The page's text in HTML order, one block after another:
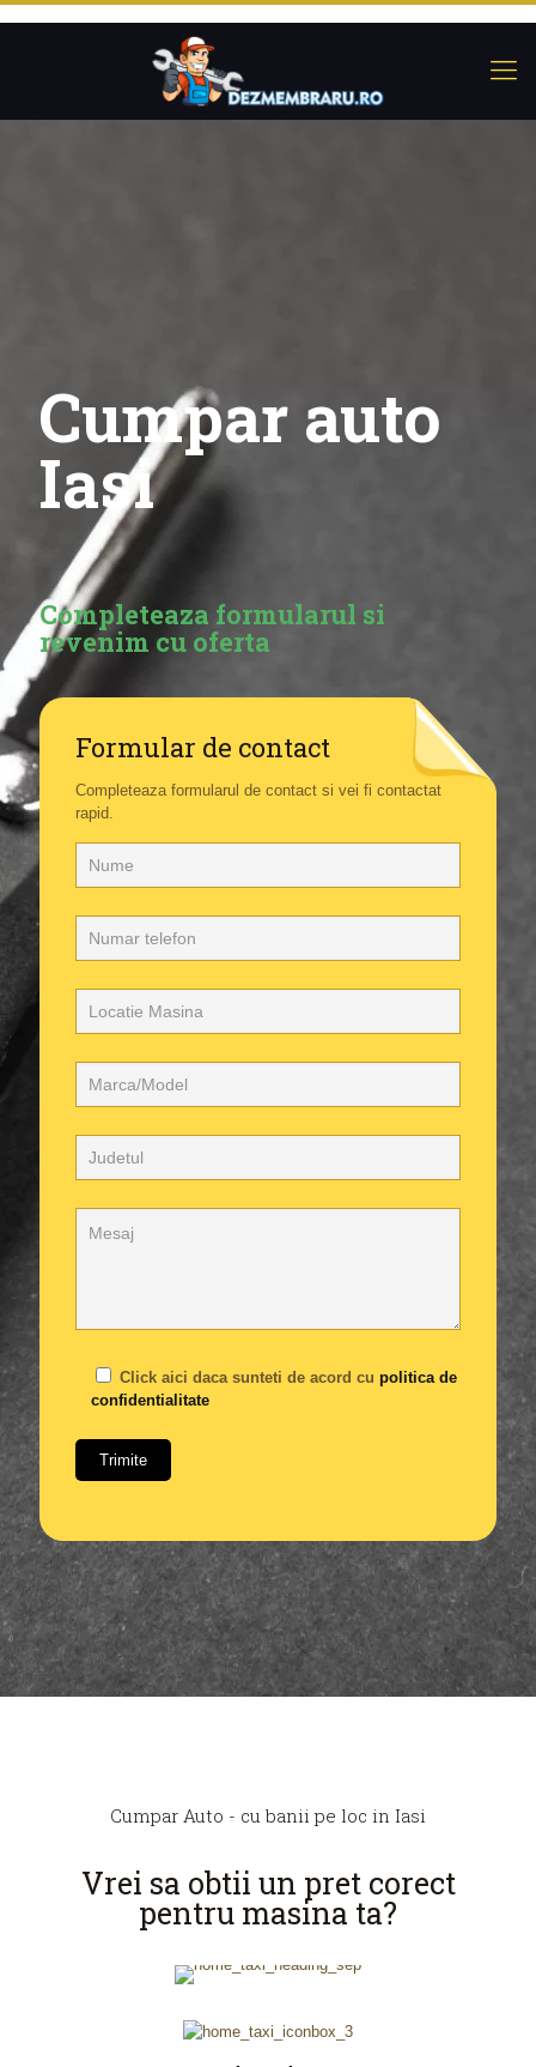
Cumpar auto
Iasi
Completeaza formularul si
revenim cu oferta
Formular de contact
Completeaza formularul de contact si vei fi contactat
rapid.
Click aici daca sunteti de acord cu politica de
confidentialitate
Cumpar Auto - cu banii pe loc in Iasi
Vrei sa obtii un pret corect
pentru masina ta?